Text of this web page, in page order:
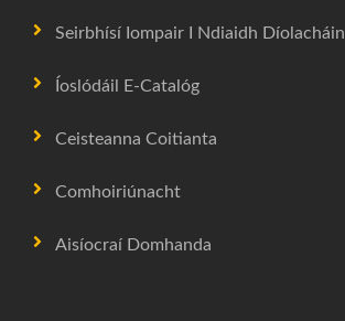
Seirbhísí Iompair I Ndiaidh Díolacháin
Íoslódáil E-Catalóg
Ceisteanna Coitianta
Comhoiriúnacht
Aisíocraí Domhanda